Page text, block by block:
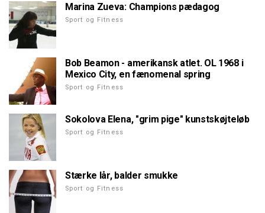
Marina Zueva: Champions pædagog
Sport og Fitness
Bob Beamon - amerikansk atlet. OL 1968 i
Mexico City, en fænomenal spring
Sport og Fitness
Sokolova Elena, "grim pige" kunstskøjteløb
Sport og Fitness
Stærke lår, balder smukke
Sport og Fitness